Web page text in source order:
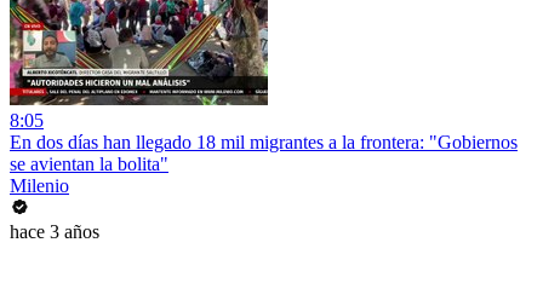
8:05
En dos días han llegado 18 mil migrantes a la frontera: "Gobiernos
se avientan la bolita"
Milenio
hace 3 años